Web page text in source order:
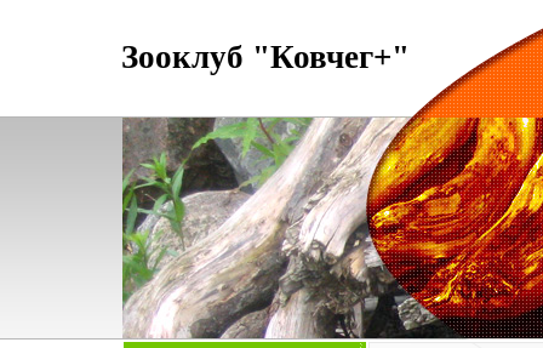
Зооклуб "Ковчег+"